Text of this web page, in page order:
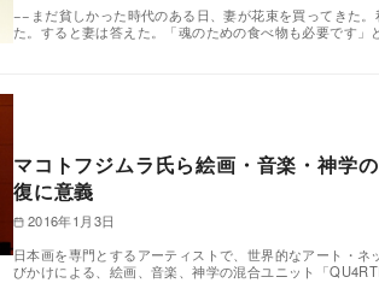
−−まだ貧しかった時代のある日、妻が花束を買ってきた
た。すると妻は答えた。「魂のための食べ物も必要です
マコトフジムラ氏ら絵画・音楽・神学
復に意義
2016年1月3日
日本画を専門とするアーティストで、世界的なアート・
びかけによる、絵画、音楽、神学の混合ユニット「